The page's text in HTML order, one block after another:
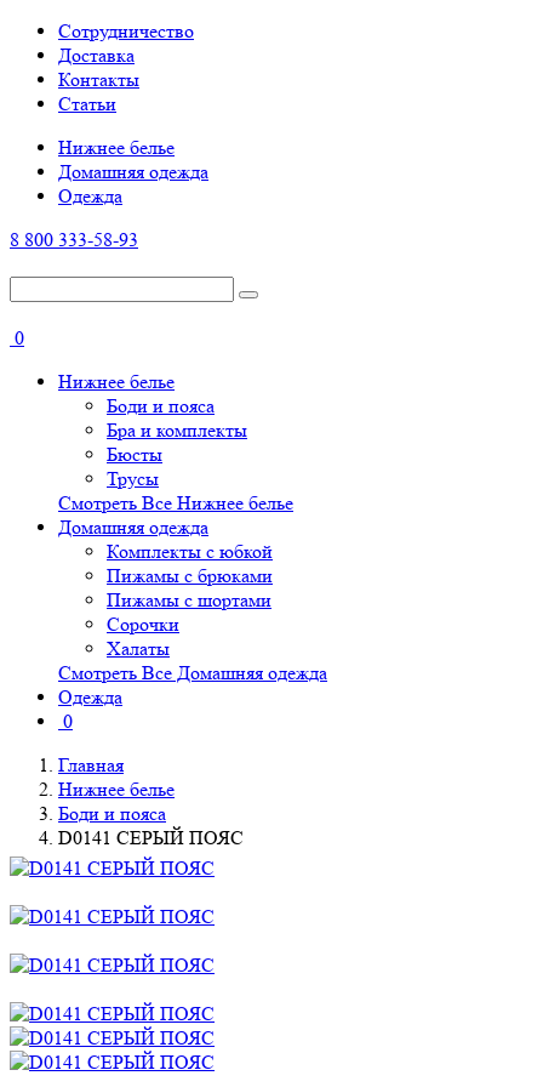
Cотрудничество
Доставка
Контакты
Статьи
Нижнее белье
Домашняя одежда
Одежда
8 800 333-58-93
0
Нижнее белье
Боди и пояса
Бра и комплекты
Бюсты
Трусы
Смотреть Все Нижнее белье
Домашняя одежда
Комплекты с юбкой
Пижамы с брюками
Пижамы с шортами
Сорочки
Халаты
Смотреть Все Домашняя одежда
Одежда
0
Главная
Нижнее белье
Боди и пояса
D0141 СЕРЫЙ ПОЯС